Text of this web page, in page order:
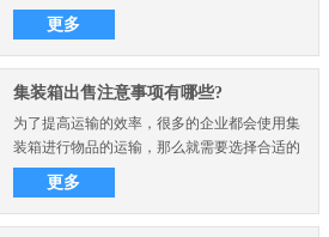
多的，而且不同的尺..
更多
集装箱出售注意事项有哪些?
为了提高运输的效率，很多的企业都会使用集
装箱进行物品的运输，那么就需要选择合适的
集装箱，在集装箱出..
更多